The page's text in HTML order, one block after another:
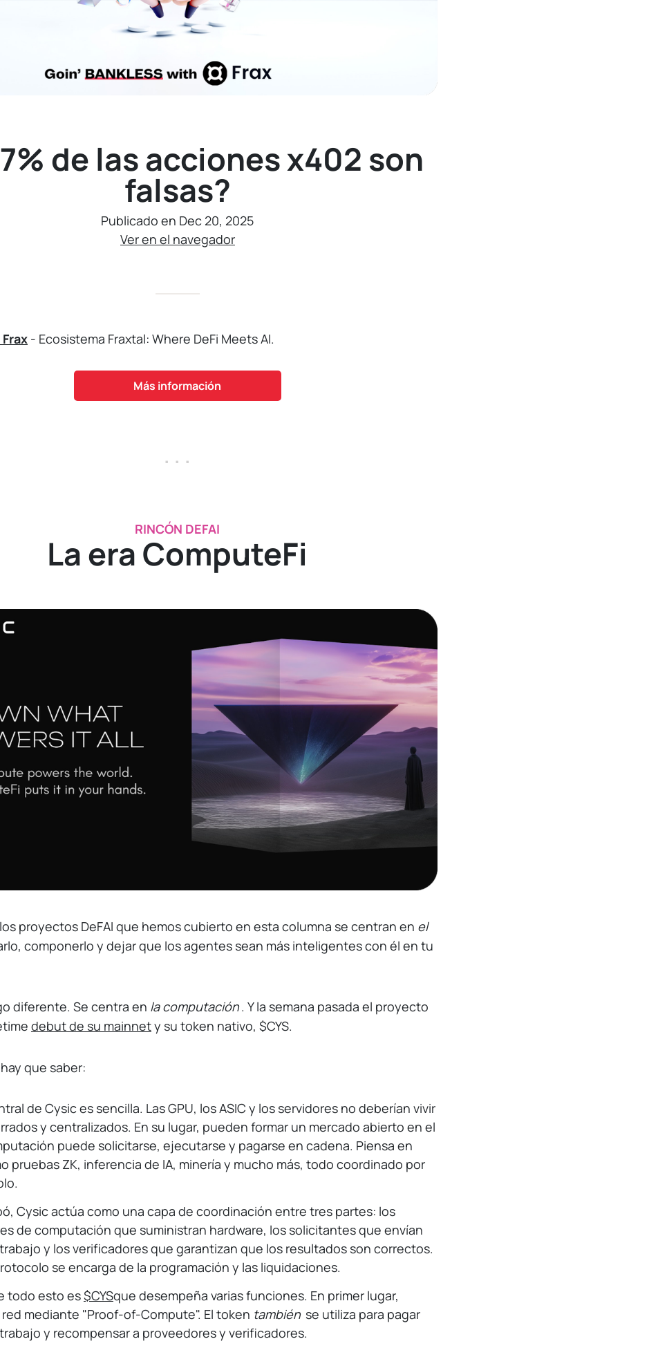
de las acciones x402 son
falsas?
Publicado en Dec 20, 2025
Ver en el navegador
- Ecosistema Fraxtal: Where DeFi Meets AI.
Más información
. . .
RINCÓN DEFAI
La era ComputeFi
proyectos DeFAI que hemos cubierto en esta columna se centran en el
componerlo y dejar que los agentes sean más inteligentes con él en tu
diferente. Se centra en la computación. Y la semana pasada el proyecto
debut de su mainnety su token nativo, $CYS.
que saber:
de Cysic es sencilla. Las GPU, los ASIC y los servidores no deberían vivir
y centralizados. En su lugar, pueden formar un mercado abierto en el
puede solicitarse, ejecutarse y pagarse en cadena. Piensa en
pruebas ZK, inferencia de IA, minería y mucho más, todo coordinado por
Cysic actúa como una capa de coordinación entre tres partes: los
de computación que suministran hardware, los solicitantes que envían
y los verificadores que garantizan que los resultados son correctos.
se encarga de la programación y las liquidaciones.
todo esto es$CYSque desempeña varias funciones. En primer lugar,
mediante "Proof-of-Compute". El token también se utiliza para pagar
y recompensar a proveedores y verificadores.